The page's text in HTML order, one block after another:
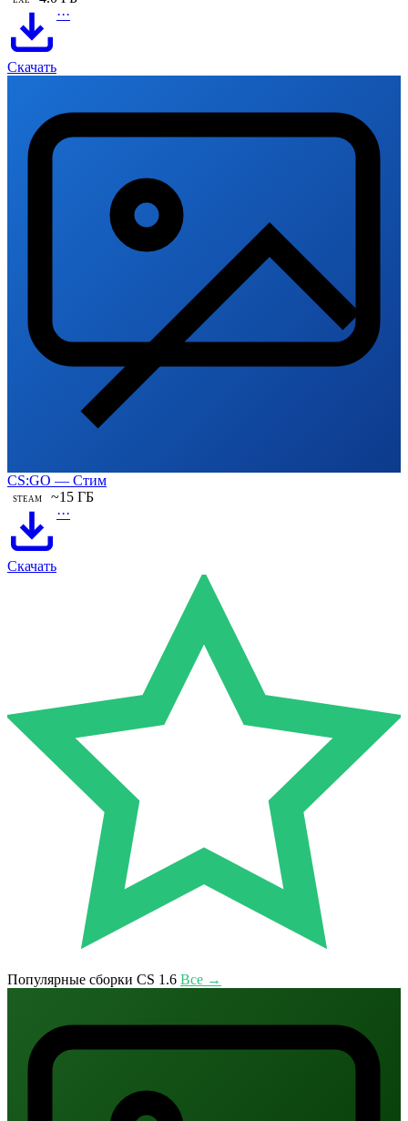
Скачать
···
CS:GO — Стим
STEAM ~15 ГБ
Скачать
···
Популярные сборки CS 1.6 Все →